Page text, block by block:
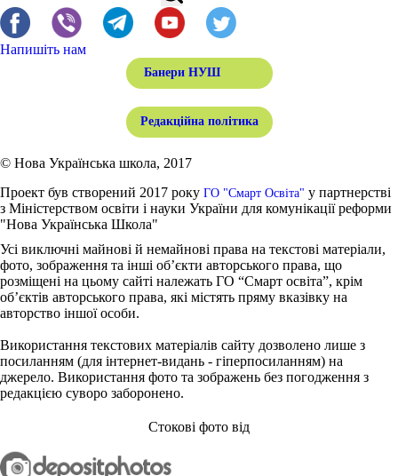
Напишіть нам
Банери НУШ
Редакційна політика
© Нова Українська школа, 2017
Проект був створений 2017 року ГО "Смарт Освіта" у партнерстві
з Міністерством освіти і науки України для комунікації реформи
"Нова Українська Школа"
Усі виключні майнові й немайнові права на текстові матеріали,
фото, зображення та інші об’єкти авторського права, що
розміщені на цьому сайті належать ГО “Смарт освіта”, крім
об’єктів авторського права, які містять пряму вказівку на
авторство іншої особи.
Використання текстових матеріалів сайту дозволено лише з
посиланням (для інтернет-видань - гіперпосиланням) на
джерело. Використання фото та зображень без погодження з
редакцією суворо заборонено.
Стокові фото від